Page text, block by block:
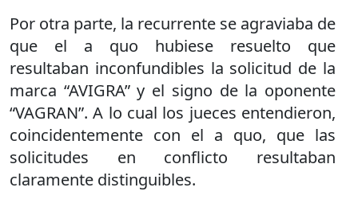
Por otra parte, la recurrente se agraviaba de
que el a quo hubiese resuelto que
resultaban inconfundibles la solicitud de la
marca “AVIGRA” y el signo de la oponente
“VAGRAN”. A lo cual los jueces entendieron,
coincidentemente con el a quo, que las
solicitudes en conflicto resultaban
claramente distinguibles.